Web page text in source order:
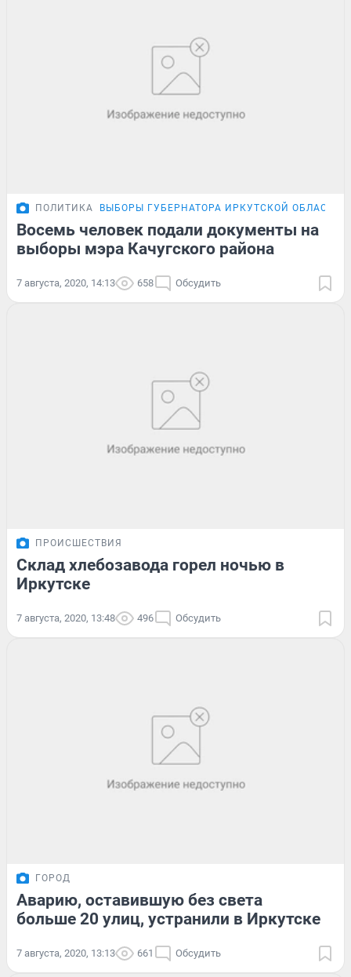
ПОЛИТИКА ВЫБОРЫ ГУБЕРНАТОРА ИРКУТСКОЙ ОБЛАСТИ
Восемь человек подали документы на
выборы мэра Качугского района
7 августа, 2020, 14:13 658 Обсудить
ПРОИСШЕСТВИЯ
Склад хлебозавода горел ночью в
Иркутске
7 августа, 2020, 13:48 496 Обсудить
ГОРОД
Аварию, оставившую без света
больше 20 улиц, устранили в Иркутске
7 августа, 2020, 13:13 661 Обсудить